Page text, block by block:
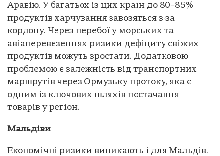
Аравію. У багатьох із цих країн до 80–85%
продуктів харчування завозяться з-за
кордону. Через перебої у морських та
авіаперевезеннях ризики дефіциту свіжих
продуктів можуть зростати. Додатковою
проблемою є залежність від транспортних
маршрутів через Ормузьку протоку, яка є
одним із ключових шляхів постачання
товарів у регіон.
Мальдіви
Економічні ризики виникають і для Мальдів.